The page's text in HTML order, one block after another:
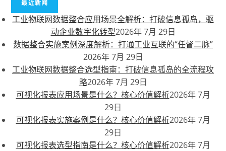
最近新闻
工业物联网数据整合应用场景全解析：打破信息孤岛，驱
动企业数字化转型2026年 7月 29日
数据整合实施案例深度解析：打通工业互联的“任督二脉”
2026年 7月 29日
工业物联网数据整合选型指南：打破信息孤岛的全流程攻
略2026年 7月 29日
可视化报表应用场景是什么？核心价值解析2026年 7月
29日
可视化报表实施案例是什么？核心价值解析2026年 7月
29日
可视化报表选型指南是什么？核心价值解析2026年 7月